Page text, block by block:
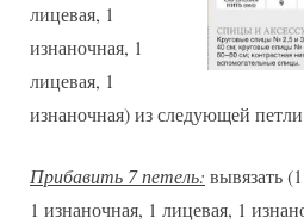
лицевая, 1
изнаночная, 1
лицевая, 1
изнаночная) из следующей
Прибавить 7 петель: вывязать
1 изнаночная, 1 лицевая, 1